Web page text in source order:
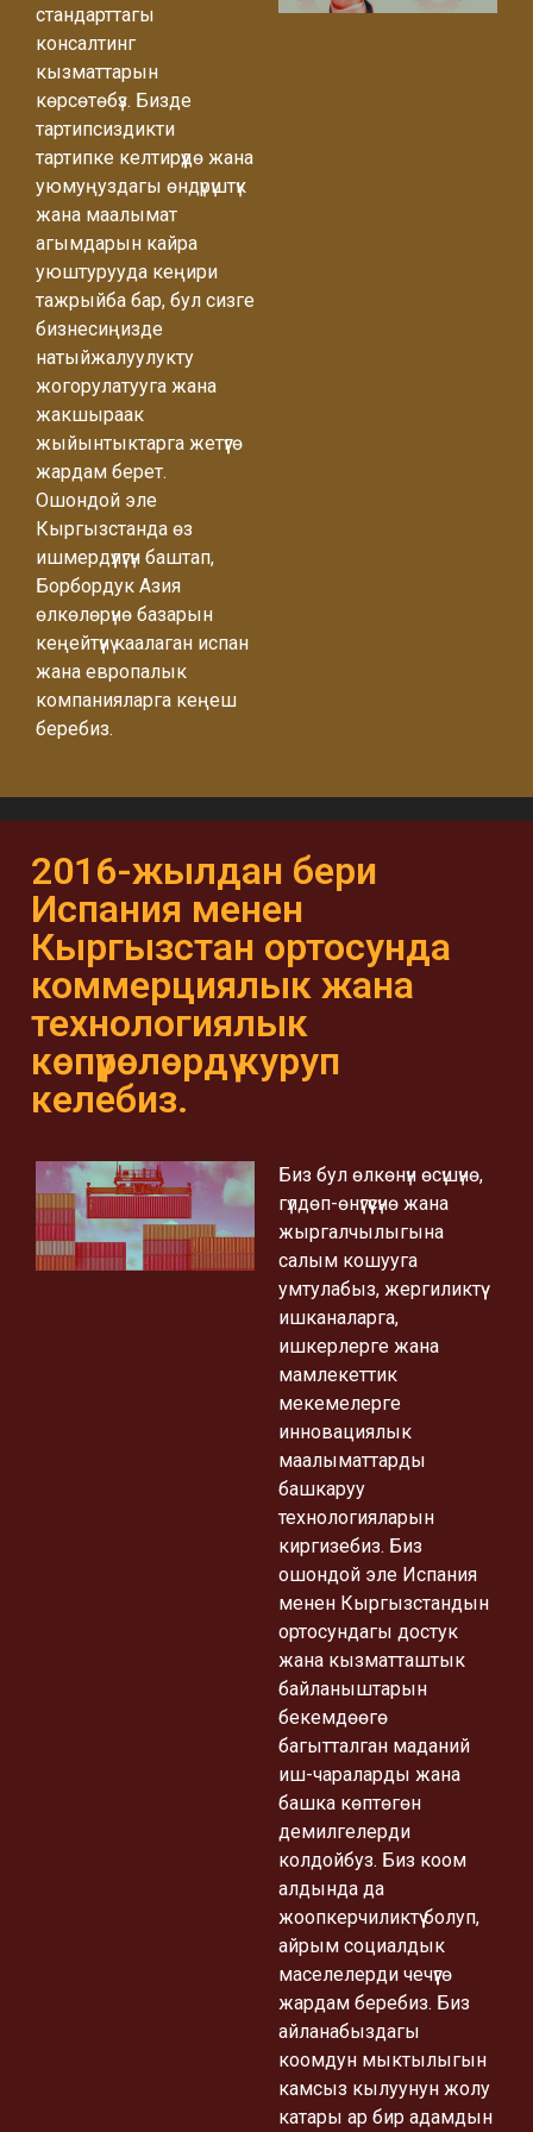
стандарттагы
консалтинг
кызматтарын
көрсөтөбүз. Бизде
тартипсиздикти
тартипке келтирүүдө жана
уюмуңуздагы өндүрүштүк
жана маалымат
агымдарын кайра
уюштурууда кеңири
тажрыйба бар, бул сизге
бизнесиңизде
натыйжалуулукту
жогорулатууга жана
жакшыраак
жыйынтыктарга жетүүгө
жардам берет.
Ошондой эле
Кыргызстанда өз
ишмердүүлүгүн баштап,
Борбордук Азия
өлкөлөрүнө базарын
кеңейтүүнү каалаган испан
жана европалык
компанияларга кеңеш
беребиз.
2016-жылдан бери
Испания менен
Кыргызстан ортосунда
коммерциялык жана
технологиялык
көпүрөлөрдү куруп
келебиз.
Биз бул өлкөнүн өсүшүнө,
гүлдөп-өнүгүүсүнө жана
жыргалчылыгына
салым кошууга
умтулабыз, жергиликтүү
ишканаларга,
ишкерлерге жана
мамлекеттик
мекемелерге
инновациялык
маалыматтарды
башкаруу
технологияларын
киргизебиз. Биз
ошондой эле Испания
менен Кыргызстандын
ортосундагы достук
жана кызматташтык
байланыштарын
бекемдөөгө
багытталган маданий
иш-чараларды жана
башка көптөгөн
демилгелерди
колдойбуз. Биз коом
алдында да
жоопкерчиликтүү болуп,
айрым социалдык
маселелерди чечүүгө
жардам беребиз. Биз
айланабыздагы
коомдун мыктылыгын
камсыз кылуунун жолу
катары ар бир адамдын